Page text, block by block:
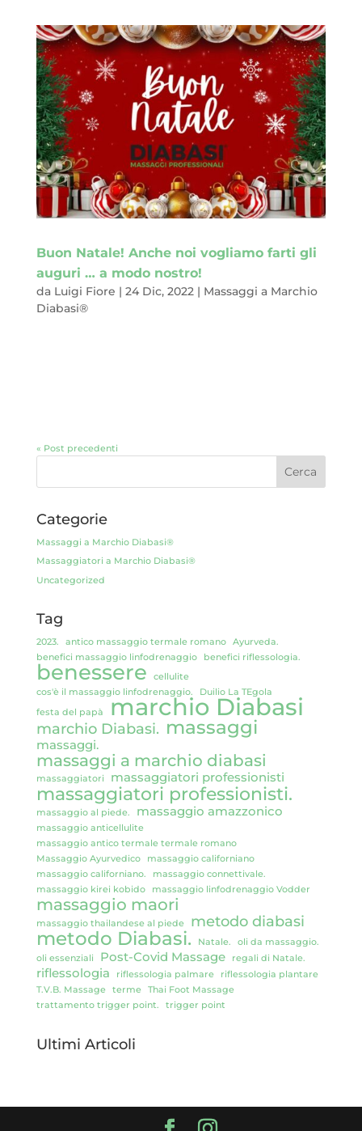
Buon Natale! Anche noi vogliamo farti gli
auguri … a modo nostro!
da Luigi Fiore | 24 Dic, 2022| Massaggi a Marchio
Diabasi®
« Post precedenti
Categorie
Massaggi a Marchio Diabasi®
Massaggiatori a Marchio Diabasi®
Uncategorized
Tag
2023. antico massaggio termale romano
Ayurveda.
benefici massaggio linfodrenaggio
benefici riflessologia.
benessere
cellulite
cos'è il massaggio linfodrenaggio.
Duilio La TEgola
festa del papà
marchio Diabasi
marchio Diabasi. massaggi
massaggi.
massaggi a marchio diabasi
massaggiatori massaggiatori professionisti
massaggiatori professionisti.
massaggio al piede. massaggio amazzonico
massaggio anticellulite
massaggio antico termale termale romano
Massaggio Ayurvedico
massaggio californiano
massaggio californiano.
massaggio connettivale.
massaggio kirei kobido
massaggio linfodrenaggio Vodder
massaggio maori
massaggio thailandese al piede metodo diabasi
metodo Diabasi. Natale.
oli da massaggio.
oli essenziali
Post-Covid Massage regali di Natale.
riflessologia riflessologia palmare
riflessologia plantare
T.V.B. Massage
terme
Thai Foot Massage
trattamento trigger point.
trigger point
Ultimi Articoli